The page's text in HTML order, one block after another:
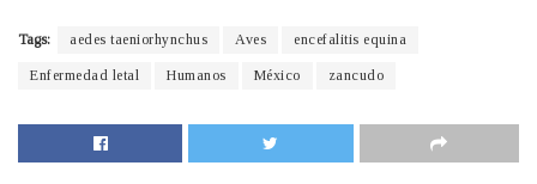
Tags: aedes taeniorhynchus Aves encefalitis equina
Enfermedad letal Humanos México zancudo